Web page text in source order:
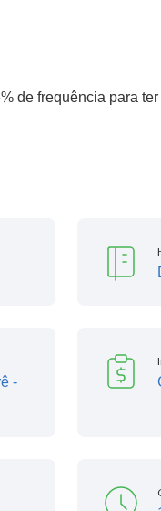
de frequência para
-